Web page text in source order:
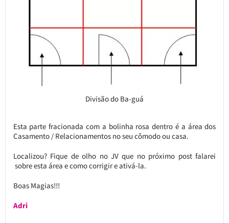
Divisão do Ba-guá
Esta parte fracionada com a bolinha rosa dentro é a área dos
Casamento / Relacionamentos no seu cômodo ou casa.
Localizou? Fique de olho no JV que no próximo post falarei
sobre esta área e como corrigir e ativá-la.
Boas Magias!!!
Adri